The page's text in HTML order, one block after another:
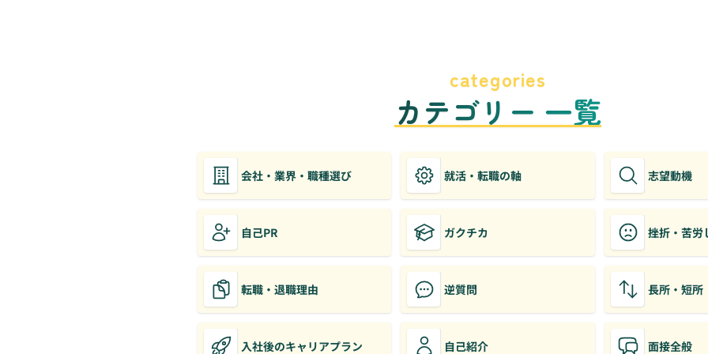
categories
カテゴリー 一覧
会社・業界・職種選び 就活・転職の軸 志望動機
自己PR ガクチカ 挫折・苦労
転職・退職理由 逆質問 長所・短所
入社後のキャリアプラン 自己紹介 面接全般